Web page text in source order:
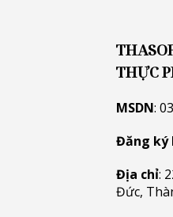
THỰC
MSDN:
Đăng ký
Địa chỉ:
Đức,